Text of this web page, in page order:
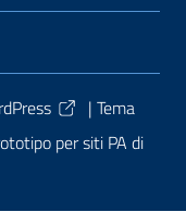
| Tema
per siti PA di